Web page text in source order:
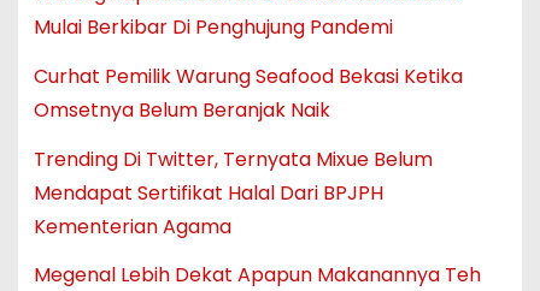
Mulai Berkibar Di Penghujung Pandemi
Curhat Pemilik Warung Seafood Bekasi Ketika
Omsetnya Belum Beranjak Naik
Trending Di Twitter, Ternyata Mixue Belum
Mendapat Sertifikat Halal Dari BPJPH
Kementerian Agama
Megenal Lebih Dekat Apapun Makanannya Teh